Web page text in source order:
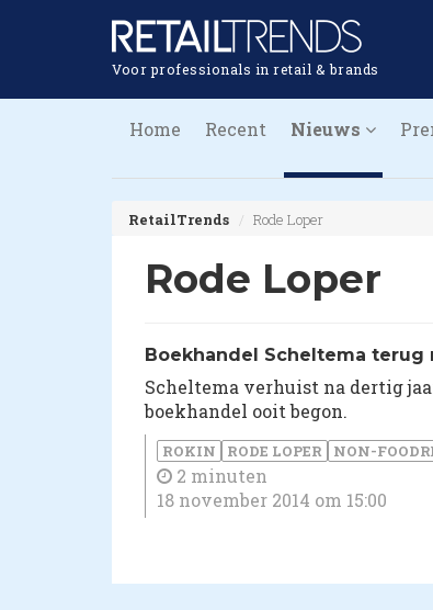
Voor professionals in retail & brands
Home Recent Nieuws
RetailTrends Rode Loper
Rode Loper
Boekhandel Scheltema terug
Scheltema verhuist na dertig
boekhandel ooit begon.
ROKIN RODE LOPER NON-
2 minuten
18 november 2014 om 15:00